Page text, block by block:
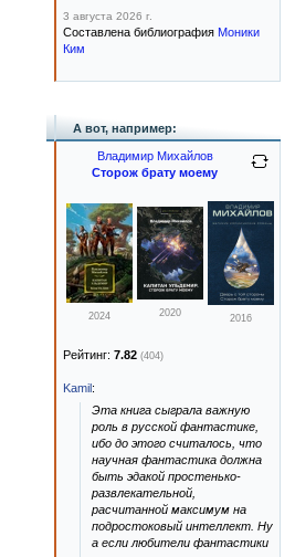
3 августа 2026 г.
Составлена библиография Моники
Ким
А вот, например:
Владимир Михайлов
Сторож брату моему
2024 2020 2016
Рейтинг: 7.82 (404)
Kamil:
Эта книга сыграла важную
роль в русской фантастике,
ибо до этого считалось, что
научная фантастика должна
быть эдакой простенько-
развлекательной,
расчитанной максимум на
подростоковый интеллект. Ну
а если любители фантастики